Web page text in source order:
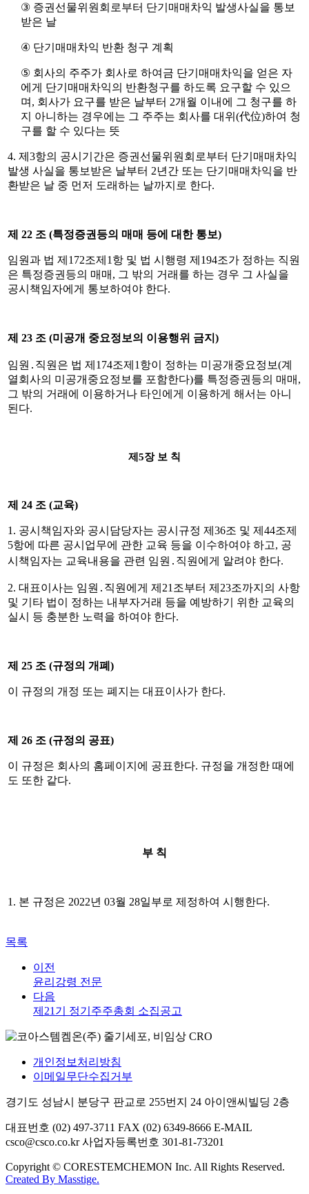
③ 증권선물위원회로부터 단기매매차익 발생사실을 통보
받은 날
④ 단기매매차익 반환 청구 계획
⑤ 회사의 주주가 회사로 하여금 단기매매차익을 얻은 자
에게 단기매매차익의 반환청구를 하도록 요구할 수 있으
며 , 회사가 요구를 받은 날부터 2개월 이내에 그 청구를 하
지 아니하는 경우에는 그 주주는 회사를 대위 (代位)하여 청
구를 할 수 있다는 뜻
4. 제 3항의 공시기간은 증권선물위원회로부터 단기매매차익
발생 사실을 통보받은 날부터 2년간 또는 단기매매차익을 반
환받은 날 중 먼저 도래하는 날까지로 한다.
제 22 조 (특정증권등의 매매 등에 대한 통보)
임원과 법 제 172조제 1 항 및 법 시행령 제 194조가 정하는 직원
은 특정증권등의 매매 , 그 밖의 거래를 하는 경우 그 사실을
공시책임자에게 통보하여야 한다.
제 23 조 (미공개 중요정보의 이용행위 금지 )
임원 ․ 직원은 법 제 174조제 1 항이 정하는 미공개중요정보(계
열회사의 미공개중요정보를 포함한다)를 특정증권등의 매매 ,
그 밖의 거래에 이용하거나 타인에게 이용하게 해서는 아니
된다.
제 5장 보 칙
제 24 조 (교육)
1. 공시책임자와 공시담당자는 공시규정 제 36조 및 제 44조제
5항에 따른 공시업무에 관한 교육 등을 이수하여야 하고, 공
시책임자는 교육내용을 관련 임원 ․ 직원에게 알려야 한다.
2. 대표이사는 임원 ․ 직원에게 제 21 조부터 제 23조까지의 사항
및 기타 법이 정하는 내부자거래 등을 예방하기 위한 교육의
실시 등 충분한 노력을 하여야 한다.
제 25 조 (규정의 개폐 )
이 규정의 개정 또는 폐지는 대표이사가 한다.
제 26 조 (규정의 공표)
이 규정은 회사의 홈페이지에 공표한다. 규정을 개정한 때에
도 또한 같다.
부 칙
1. 본 규정은 2022년 03월 28일부로 제정하여 시행한다.
목록
이전
윤리강령 전문
다음
제21기 정기주주총회 소집공고
개인정보처리방침
이메일무단수집거부
경기도 성남시 분당구 판교로 255번지 24 아이앤씨빌딩 2층
대표번호 (02) 497-3711 FAX (02) 6349-8666 E-MAIL
csco@csco.co.kr사업자등록번호 301-81-73201
Copyright © CORESTEMCHEMON Inc. All Rights Reserved.
Created By Masstige.